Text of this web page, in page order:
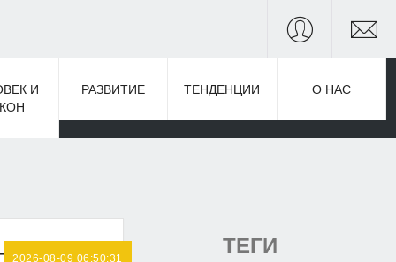
И
РАЗВИТИЕ ТЕНДЕНЦИИ О НАС
2026-08-09 06:50:31
ТЕГИ